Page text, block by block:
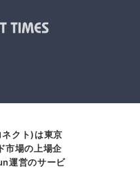
クト)は東京
市場の上場企
運営のサービ